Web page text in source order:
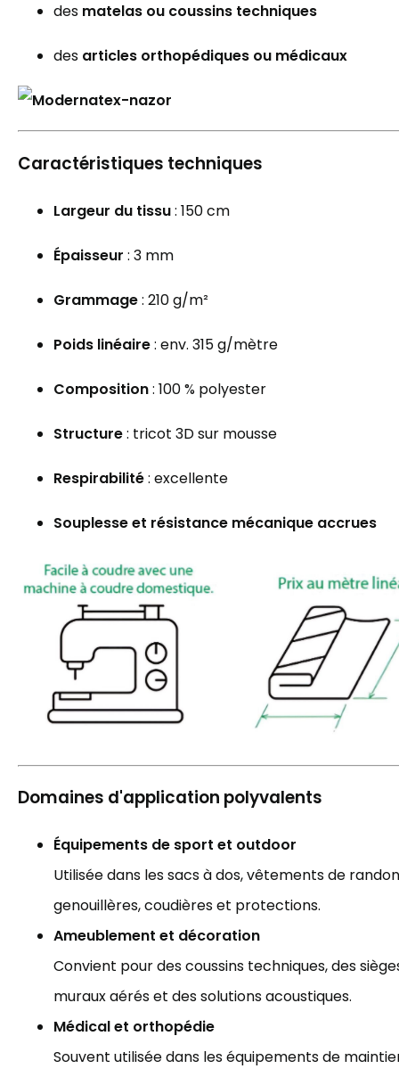
des matelas ou coussins techniques
des articles orthopédiques ou médicaux
Caractéristiques techniques
Largeur du tissu: 150 cm
Épaisseur : 3 mm
Grammage: 210 g/m²
Poids linéaire: env. 315 g/mètre
Composition: 100 % polyester
Structure: tricot 3D sur mousse
Respirabilité: excellente
Souplesse et résistance mécanique accrues
Domaines d'application polyvalents
Équipements de sport et outdoor
Utilisée dans les sacs à dos, vêtements de
genouillères, coudières et protections.
Ameublement et décoration
Convient pour des coussins techniques, des
muraux aérés et des solutions acoustiques.
Médical et orthopédie
Souvent utilisée dans les équipements de